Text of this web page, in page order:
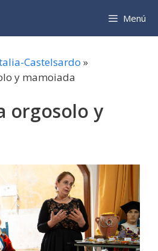
Menú
Castelsardo »
y mamoiada
orgosolo y